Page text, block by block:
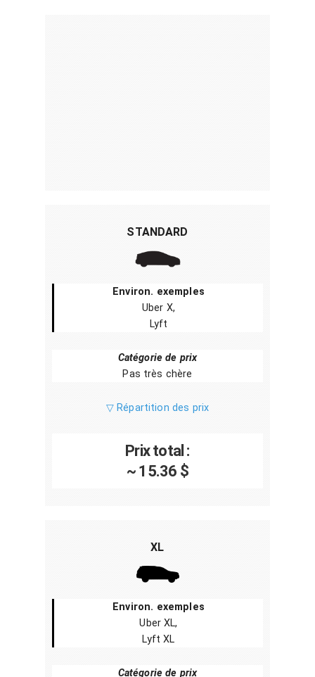
STANDARD
Environ. exemples
Uber X,
Lyft
Catégorie de prix
Pas très chère
▽ Répartition des prix
Prix total :
~ 15.36 $
XL
Environ. exemples
Uber XL,
Lyft XL
Catégorie de prix